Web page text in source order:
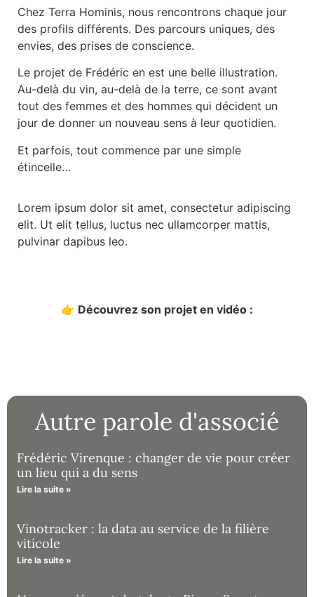
Chez Terra Hominis, nous rencontrons chaque jour
des profils différents. Des parcours uniques, des
envies, des prises de conscience.
Le projet de Frédéric en est une belle illustration.
Au-delà du vin, au-delà de la terre, ce sont avant
tout des femmes et des hommes qui décident un
jour de donner un nouveau sens à leur quotidien.
Et parfois, tout commence par une simple
étincelle…
Lorem ipsum dolor sit amet, consectetur adipiscing
elit. Ut elit tellus, luctus nec ullamcorper mattis,
pulvinar dapibus leo.
👉 Découvrez son projet en vidéo :
Autre parole d'associé
Frédéric Virenque : changer de vie pour créer
un lieu qui a du sens
Lire la suite »
Vinotracker : la data au service de la filière
viticole
Lire la suite »